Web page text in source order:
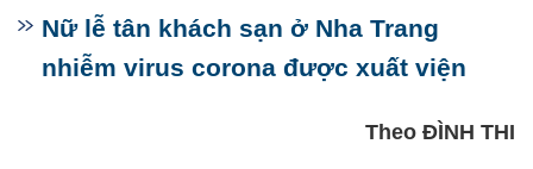
Nữ lễ tân khách sạn ở Nha Trang
nhiễm virus corona được xuất viện
Theo ĐÌNH THI